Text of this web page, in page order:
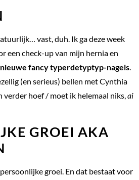
vast, duh. Ik ga deze week
een check-up van mijn hernia en
fancy typerdetyptyp-nagels.
(en serieus) bellen met Cynthia
verder hoef / moet ik helemaal niks,ai
GROEI AKA
groei. En dat bestaat voor